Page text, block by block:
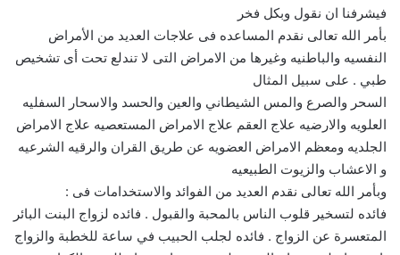
فيشرفنا ان نقول وبكل فخر
بأمر الله تعالى نقدم المساعده فى علاجات العديد من الأمراض
النفسيه والباطنيه وغيرها من الامراض التى لا تندلع تحت أى تشخيص
طبي . على سبيل المثال
السحر والصرع والمس الشيطاني والعين والحسد والاسحار السفليه
العلويه والارضيه علاج العقم علاج الامراض المستعصيه علاج الامراض
الجلديه ومعظم الامراض العضويه عن طريق القران والرقيه الشرعيه
و الاعشاب والزيوت الطبيعيه
وبأمر الله تعالى نقدم العديد من الفوائد والاستخدامات فى :
فائده لتسخير قلوب الناس بالمحبة والقبول . فائده لزواج البنت البائر
المتعسرة عن الزواج . فائده لجلب الحبيب في ساعة للخطبة والزواج